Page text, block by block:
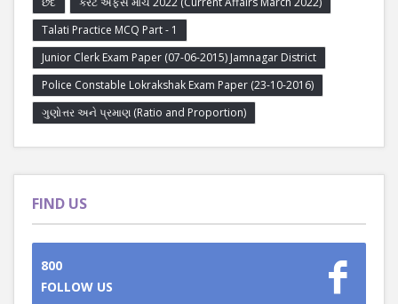
Talati Practice MCQ Part - 1
Junior Clerk Exam Paper (07-06-2015) Jamnagar District
Police Constable Lokrakshak Exam Paper (23-10-2016)
ગુણોત્તર અને પ્રમાણ (Ratio and Proportion)
FIND US
800
FOLLOW US